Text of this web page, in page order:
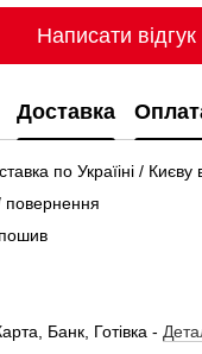
Написати відгук
Доставка
по Україіні / Києву
повернення
Банк, Готівка -